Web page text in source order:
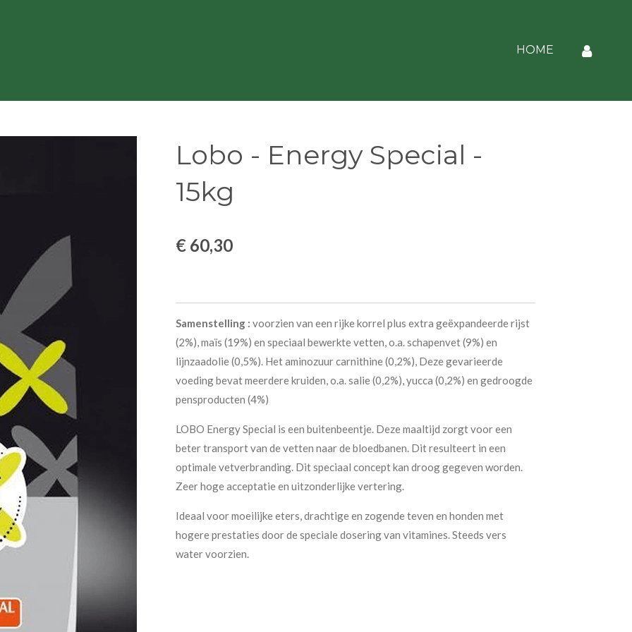
HOME
Lobo - Energy Special -
15kg
€ 60,30
Samenstelling : voorzien van een rijke korrel plus extra geëxpandeerde rijst
(2%), maïs (19%) en speciaal bewerkte vetten, o.a. schapenvet (9%) en
lijnzaadolie (0,5%). Het aminozuur carnithine (0,2%), Deze gevarieerde
voeding bevat meerdere kruiden, o.a. salie (0,2%), yucca (0,2%) en gedroogde
pensproducten (4%)
LOBO Energy Special is een buitenbeentje. Deze maaltijd zorgt voor een
beter transport van de vetten naar de bloedbanen. Dit resulteert in een
optimale vetverbranding. Dit speciaal concept kan droog gegeven worden.
Zeer hoge acceptatie en uitzonderlijke vertering.
Ideaal voor moeilijke eters, drachtige en zogende teven en honden met
hogere prestaties door de speciale dosering van vitamines. Steeds vers
water voorzien.